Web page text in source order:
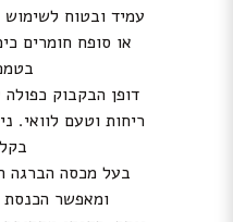
עמיד ובטוח לשימוש
או סופח חומרים
דופן הבקבוק
ריחות וטעם לוואי.
בעל מכסה הברגה
ומאפשר הכנסת